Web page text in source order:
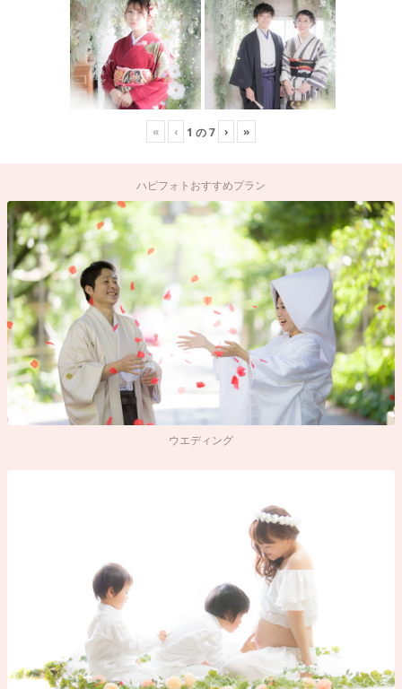
« ‹ 1 の7 › »
ハピフォトおすすめプラン
ウエディング